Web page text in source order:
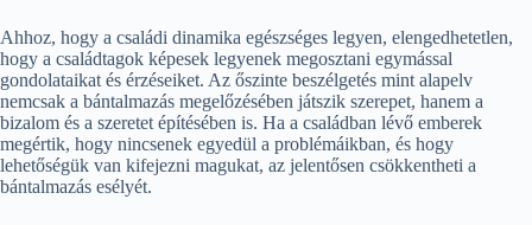
Ahhoz, hogy a családi dinamika egészséges legyen, elengedhetetlen,
hogy a családtagok képesek legyenek megosztani egymással
gondolataikat és érzéseiket. Az őszinte beszélgetés mint alapelv
nemcsak a bántalmazás megelőzésében játszik szerepet, hanem a
bizalom és a szeretet építésében is. Ha a családban lévő emberek
megértik, hogy nincsenek egyedül a problémáikban, és hogy
lehetőségük van kifejezni magukat, az jelentősen csökkentheti a
bántalmazás esélyét.